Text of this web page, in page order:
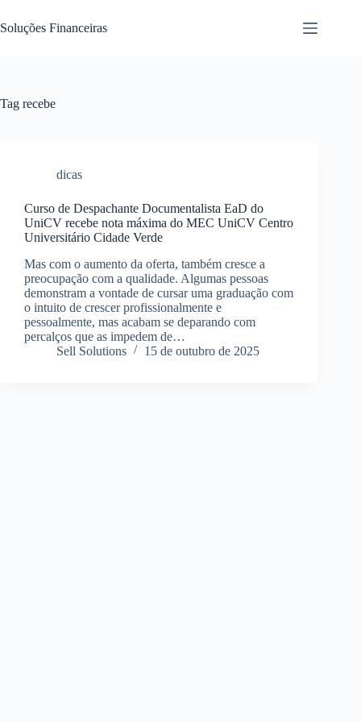
para
o
Soluções Financeiras
Tag recebe
dicas
Curso de Despachante Documentalista EaD do
UniCV recebe nota máxima do MEC UniCV Centro
Universitário Cidade Verde
Mas com o aumento da oferta, também cresce a
preocupação com a qualidade. Algumas pessoas
demonstram a vontade de cursar uma graduação com
o intuito de crescer profissionalmente e
pessoalmente, mas acabam se deparando com
percalços que as impedem de…
Sell Solutions
15 de outubro de 2025